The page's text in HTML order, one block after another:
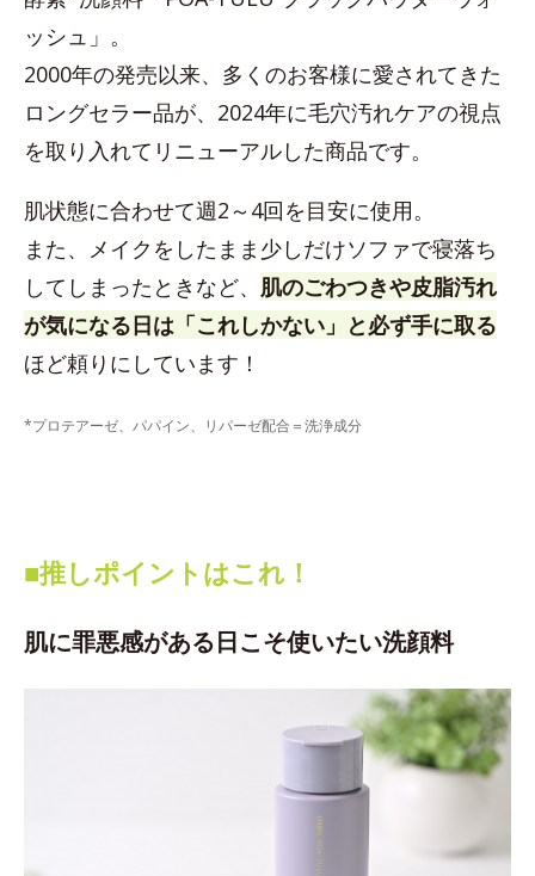
ッシュ」。
2000年の発売以来、多くのお客様に愛されてきた
ロングセラー品が、2024年に毛穴汚れケアの視点
を取り入れてリニューアルした商品です。
肌状態に合わせて週2～4回を目安に使用。
また、メイクをしたまま少しだけソファで寝落ち
してしまったときなど、 肌のごわつきや皮脂汚れ
が気になる日は「これしかない」と必ず手に取る
ほど頼りにしています！
*プロテアーゼ、パパイン、リパーゼ配合＝洗浄成分
■推しポイントはこれ！
肌に罪悪感がある日こそ使いたい洗顔料